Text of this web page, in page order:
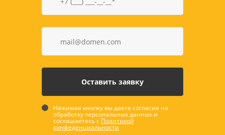
Нажимая кнопку вы даете согласие на
обработку персональных данных и
соглашаетесь с Политикой
конфеденциальности